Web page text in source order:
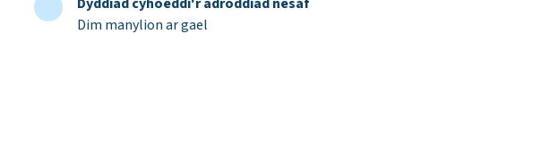
Dim manylion ar gael